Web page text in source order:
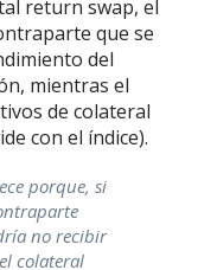
return swap, el
que se
del
mientras el
de colateral
con el índice).
porque, si
no recibir
colateral